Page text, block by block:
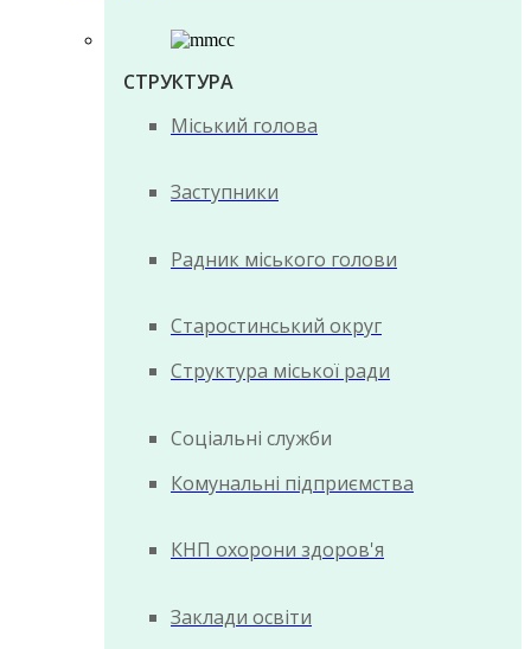
СТРУКТУРА
Міський голова
Заступники
Радник міського голови
Старостинський округ
Структура міської ради
Соціальні служби
Комунальні підприємства
КНП охорони здоров'я
Заклади освіти